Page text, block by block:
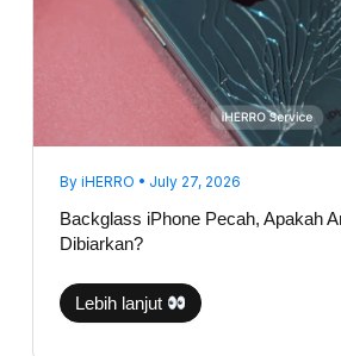
By iHERRO • July 27, 2026
Backglass iPhone Pecah, Apakah
Dibiarkan?
Lebih lanjut